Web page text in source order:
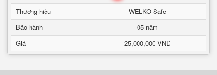
Thương hiệu
WELKO Safe
Bảo hành
05 năm
Giá
25,000,000 VNĐ